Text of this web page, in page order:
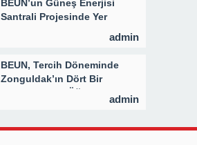
BEUN’un Güneş Enerjisi
Santrali Projesinde Yer
admin
BEUN, Tercih Döneminde
Zonguldak’ın Dört Bir
Yanında Aday Öğrencilerle
admin